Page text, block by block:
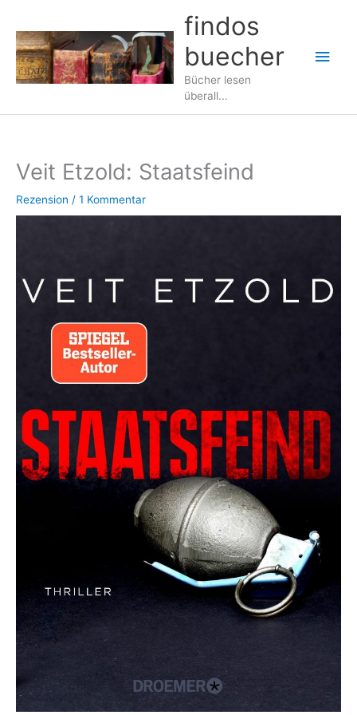
Inhalt
springen
findos
buecher
Bücher lesen
überall...
Veit Etzold: Staatsfeind
Rezension / 1 Kommentar